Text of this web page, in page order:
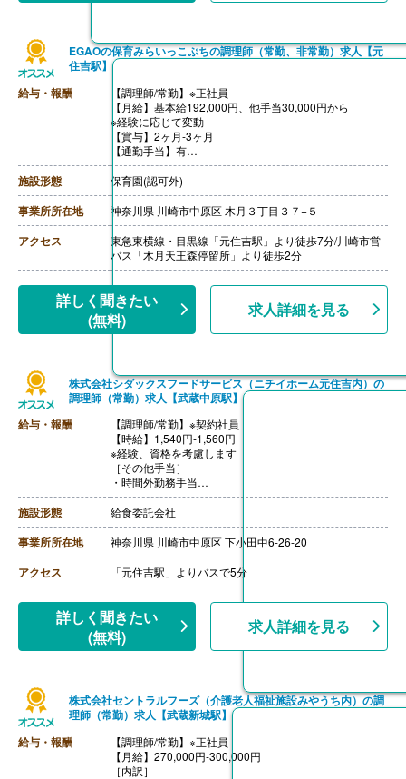
EGAOの保育みらいっこぷちの調理師（常勤、非常勤）求人【元
住吉駅】
給与・報酬
【調理師/常勤】※正社員
【月給】基本給192,000円、他手当30,000円から
※経験に応じて変動
【賞与】2ヶ月-3ヶ月
【通勤手当】有
【昇給】年1回
【退職金】あり※勤続1年以上
++++++++++++++++++++
【調理師/非常勤】
【時給】1,300円-
【賞与】なし
【通勤手当】あり
【退職金】なし
施設形態 保育園(認可外)
事業所所在地 神奈川県 川崎市中原区 木月３丁目３７−５
アクセス
東急東横線・目黒線「元住吉駅」より徒歩7分/川崎市営
バス「木月天王森停留所」より徒歩2分
詳しく聞きたい
(無料)
求人詳細を見る
株式会社シダックスフードサービス（ニチイホーム元住吉内）の
調理師（常勤）求人【武蔵中原駅】
給与・報酬
【調理師/常勤】※契約社員
【時給】1,540円-1,560円
※経験、資格を考慮します
［その他手当］
・時間外勤務手当
・休日勤務手当
・深夜勤務手当（22:00-翌05:00）
【通勤手当】あり（上限なし）※片道2km以上
施設形態 給食委託会社
事業所所在地 神奈川県 川崎市中原区 下小田中6-26-20
アクセス 「元住吉駅」よりバスで5分
詳しく聞きたい
(無料)
求人詳細を見る
株式会社セントラルフーズ（介護老人福祉施設みやうち内）の調
理師（常勤）求人【武蔵新城駅】
給与・報酬
【調理師/常勤】※正社員
【月給】270,000円-300,000円
［内訳］